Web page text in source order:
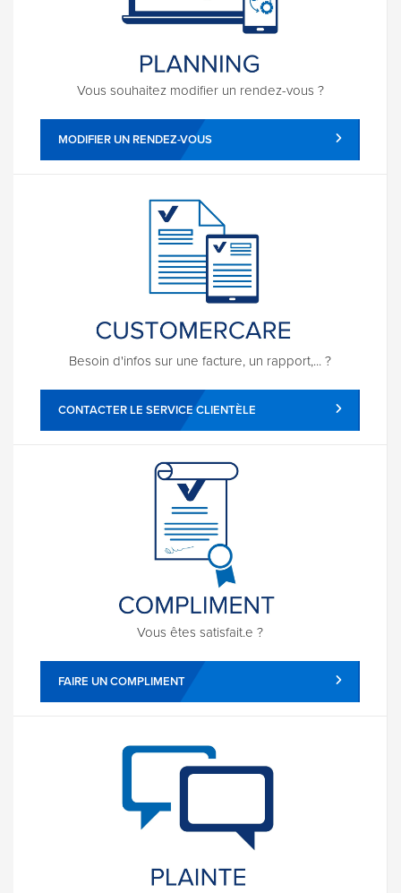
Vous souhaitez modifier un rendez-vous ?
MODIFIER UN RENDEZ-VOUS
Besoin d'infos sur une facture, un rapport,... ?
CONTACTER LE SERVICE CLIENTÈLE
Vous êtes satisfait.e ?
FAIRE UN COMPLIMENT